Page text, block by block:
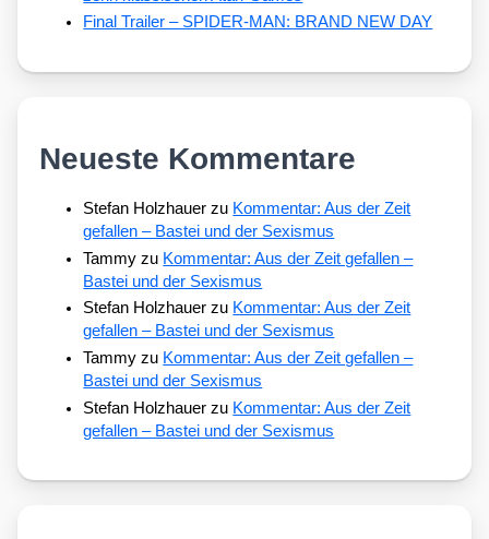
Final Trailer – SPIDER-MAN: BRAND NEW DAY
Neueste Kommentare
Stefan Holzhauer zu Kommentar: Aus der Zeit
gefallen – Bastei und der Sexismus
Tammy zu Kommentar: Aus der Zeit gefallen –
Bastei und der Sexismus
Stefan Holzhauer zu Kommentar: Aus der Zeit
gefallen – Bastei und der Sexismus
Tammy zu Kommentar: Aus der Zeit gefallen –
Bastei und der Sexismus
Stefan Holzhauer zu Kommentar: Aus der Zeit
gefallen – Bastei und der Sexismus